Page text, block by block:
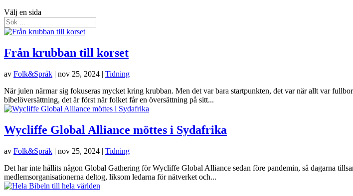
Välj en sida
Från krubban till korset
av Folk&Språk | nov 25, 2024 | Tidning
När julen närmar sig fokuseras mycket kring krubban. Men det var bara startpunkten, det var när allt var
bibelöversättning, det är först när folket får en översättning på sitt...
Wycliffe Global Alliance möttes i Sydafrika
av Folk&Språk | nov 25, 2024 | Tidning
Det har inte hållits någon Global Gathering för Wycliffe Global Alliance sedan före pandemin, så dagarna
medlemsorganisationerna deltog, liksom ledarna för nätverket och...